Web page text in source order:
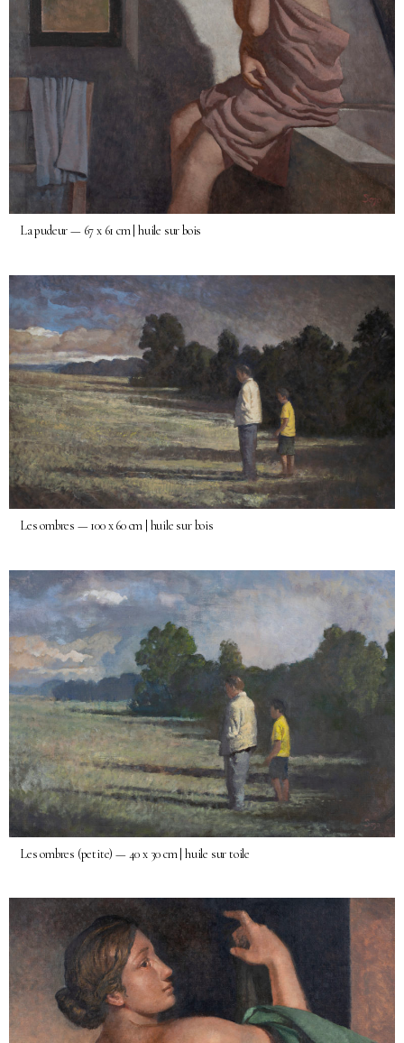
La pudeur — 67 x 61 cm | huile sur bois
Les ombres — 100 x 60 cm | huile sur bois
Les ombres (petite) — 40 x 30 cm | huile sur toile